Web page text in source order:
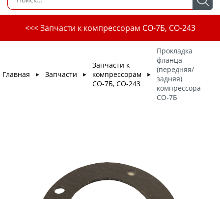
<<< Запчасти к компрессорам СО-7Б, СО-243
Главная ► Запчасти ►
Запчасти к
компрессорам
СО-7Б, СО-243
►
Прокладка
фланца
(передняя/
задняя)
компрессора
СО-7Б